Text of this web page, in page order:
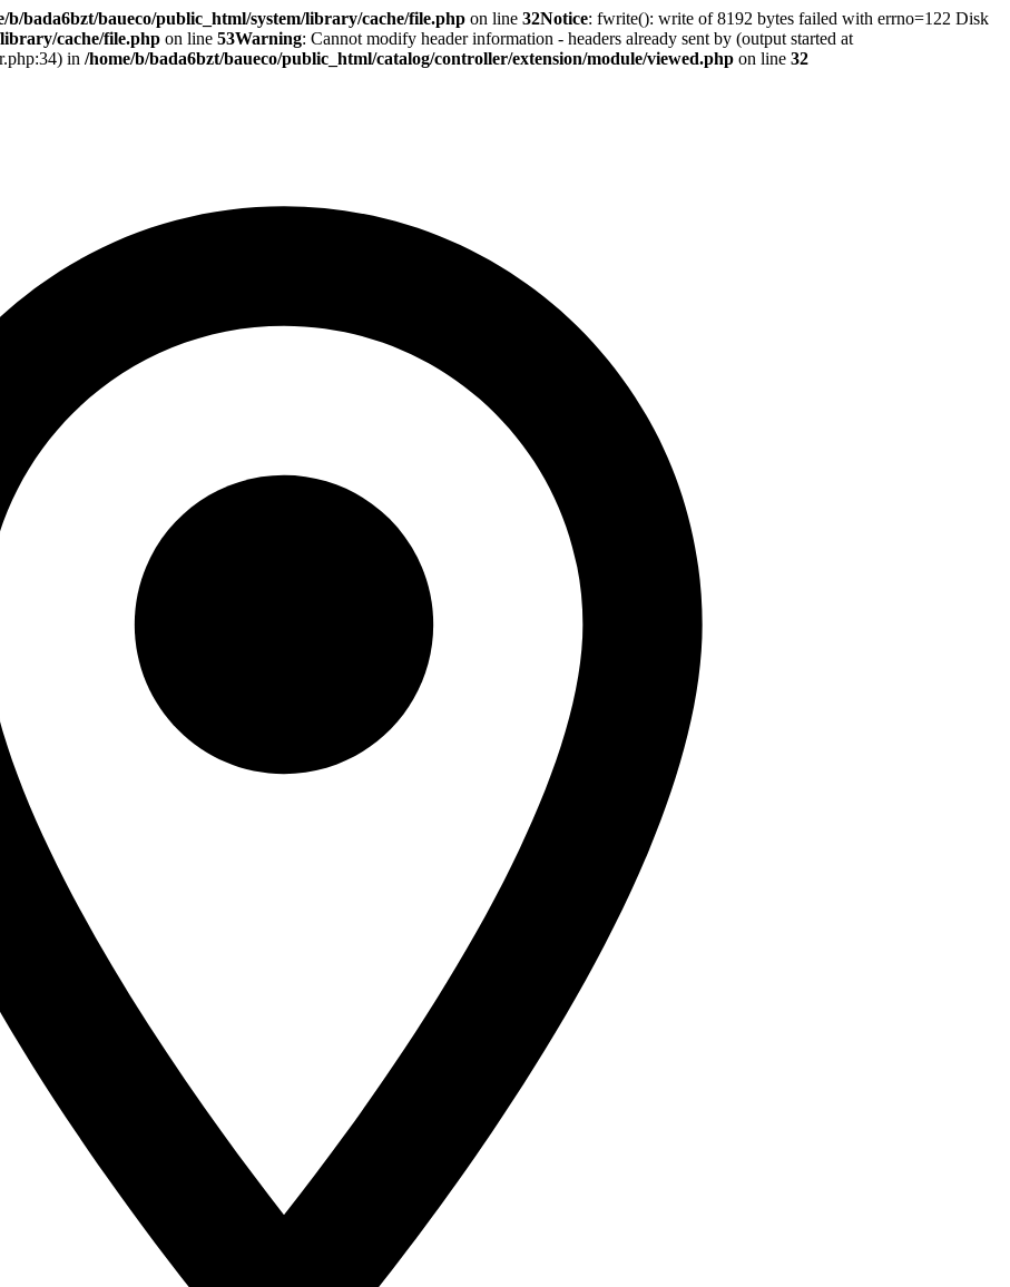
b/bada6bzt/baueco/public_html/system/library/cache/file.php on line 32Notice: fwrite(): write of 8192 bytes failed with errno=122 Disk
cache/file.php on line 53Warning: Cannot modify header information - headers already sent by (output started at
in /home/b/bada6bzt/baueco/public_html/catalog/controller/extension/module/viewed.php on line 32